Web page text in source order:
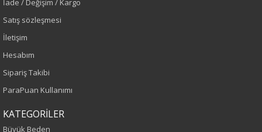
Sezon
İlkbahar-Yaz
Yaş Grubu
Kalıp
İade / Değişim / Kargo
Satış sözleşmesi
İletişim
Hesabım
Sipariş Takibi
ParaPuan Kullanımı
KATEGORİLER
Büyük Beden